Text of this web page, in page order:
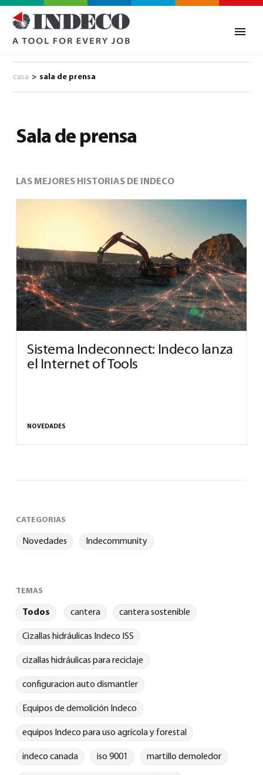
0
casa > sala de prensa
Sala de prensa
LAS MEJORES HISTORIAS DE INDECO
Sistema Indeconnect: Indeco lanza
el Internet of Tools
NOVEDADES
CATEGORIAS
Novedades Indecommunity
TEMAS
Todos cantera cantera sostenible
Cizallas hidráulicas Indeco ISS
cizallas hidráulicas para reciclaje
configuracion auto dismantler
Equipos de demolición Indeco
equipos Indeco para uso agrícola y forestal
indeco canada iso 9001 martillo demoledor